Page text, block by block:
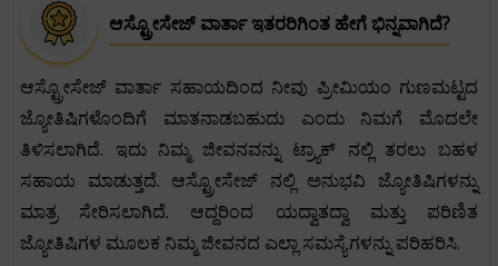
ಆಸ್ಟ್ರೋಸೇಜ್ ವಾರ್ತಾ ಇತರರಿಗಿಂತ ಹೇಗೆ ಭಿನ್ನವಾಗಿದೆ?
ಆಸ್ಟ್ರೋಸೇಜ್ ವಾರ್ತಾ ಸಹಾಯದಿಂದ ನೀವು ಪ್ರೀಮಿಯಂ ಗುಣಮಟ್ಟದ
ಜ್ಯೋತಿಷಿಗಳೊಂದಿಗೆ ಮಾತನಾಡಬಹುದು ಎಂದು ನಿಮಗೆ ಮೊದಲೇ
ತಿಳಿಸಲಾಗಿದೆ. ಇದು ನಿಮ್ಮ ಜೀವನವನ್ನು ಟ್ರ್ಯಾಕ್ ನಲ್ಲಿ ತರಲು ಬಹಳ
ಸಹಾಯ ಮಾಡುತ್ತದೆ. ಆಸ್ಟ್ರೋಸೇಜ್ ನಲ್ಲಿ ಅನುಭವಿ ಜ್ಯೋತಿಷಿಗಳನ್ನು
ಮಾತ್ರ ಸೇರಿಸಲಾಗಿದೆ. ಆದ್ದರಿಂದ ಯದ್ವಾತದ್ವಾ ಮತ್ತು ಪರಿಣಿತ
ಜ್ಯೋತಿಷಿಗಳ ಮೂಲಕ ನಿಮ್ಮ ಜೀವನದ ಎಲ್ಲಾ ಸಮಸ್ಯೆಗಳನ್ನು ಪರಿಹರಿಸಿ.